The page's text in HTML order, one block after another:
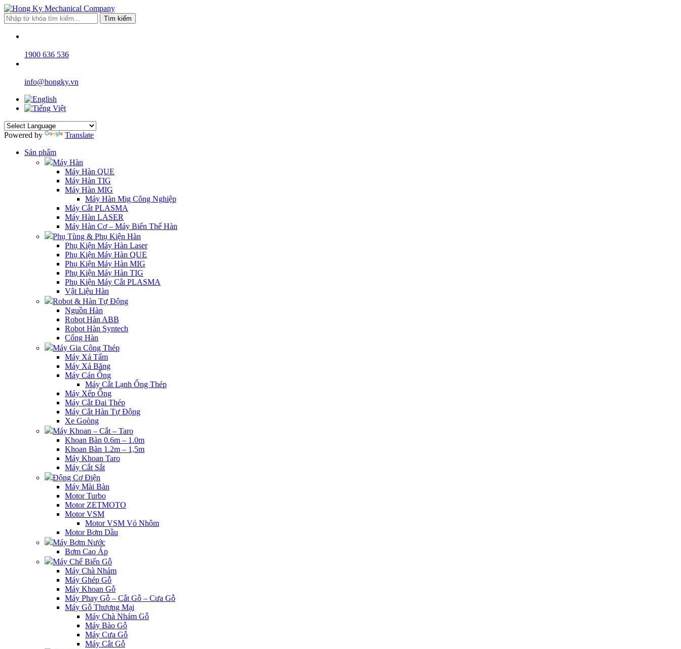
Tìm kiếm
1900 636 536
info@hongky.vn
Powered by
Translate
Sản phẩm
Máy Hàn
Máy Hàn QUE
Máy Hàn TIG
Máy Hàn MIG
Máy Hàn Mig Công Nghiệp
Máy Cắt PLASMA
Máy Hàn LASER
Máy Hàn Cơ – Máy Biến Thế Hàn
Phụ Tùng & Phụ Kiện Hàn
Phụ Kiện Máy Hàn Laser
Phụ Kiện Máy Hàn QUE
Phụ Kiện Máy Hàn MIG
Phụ Kiện Máy Hàn TIG
Phụ Kiện Máy Cắt PLASMA
Vật Liệu Hàn
Robot & Hàn Tự Động
Nguồn Hàn
Robot Hàn ABB
Robot Hàn Syntech
Cổng Hàn
Máy Gia Công Thép
Máy Xả Tấm
Máy Xả Băng
Máy Cán Ống
Máy Cắt Lạnh Ống Thép
Máy Xếp Ống
Máy Cắt Đai Thép
Máy Cắt Hàn Tự Động
Xe Goòng
Máy Khoan – Cắt – Taro
Khoan Bàn 0.6m – 1.0m
Khoan Bàn 1.2m – 1,5m
Máy Khoan Taro
Máy Cắt Sắt
Động Cơ Điện
Máy Mài Bàn
Motor Turbo
Motor ZETMOTO
Motor VSM
Motor VSM Vỏ Nhôm
Motor Bơm Dầu
Máy Bơm Nước
Bơm Cao Áp
Máy Chế Biến Gỗ
Máy Chà Nhám
Máy Ghép Gỗ
Máy Khoan Gỗ
Máy Phay Gỗ – Cắt Gỗ – Cưa Gỗ
Máy Gỗ Thương Mại
Máy Chà Nhám Gỗ
Máy Bào Gỗ
Máy Cưa Gỗ
Máy Cắt Gỗ